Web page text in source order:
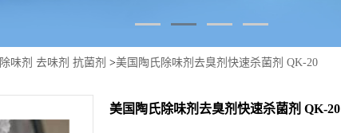
除味剂 去味剂 抗菌剂 >美国陶氏除味剂去臭剂快速杀菌剂 QK-20
美国陶氏除味剂去臭剂快速杀菌剂 QK-20